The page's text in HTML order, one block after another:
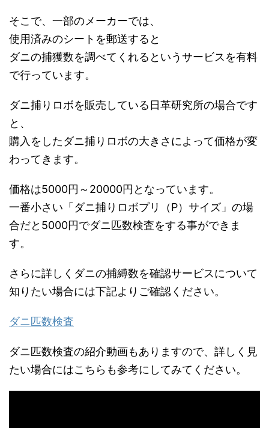
そこで、一部のメーカーでは、
使用済みのシートを郵送すると
ダニの捕獲数を調べてくれるというサービスを有料
で行っています。
ダニ捕りロボを販売している日革研究所の場合です
と、
購入をしたダニ捕りロボの大きさによって価格が変
わってきます。
価格は5000円～20000円となっています。
一番小さい「ダニ捕りロボプリ（P）サイズ」の場
合だと5000円でダニ匹数検査をする事ができま
す。
さらに詳しくダニの捕縛数を確認サービスについて
知りたい場合には下記よりご確認ください。
ダニ匹数検査
ダニ匹数検査の紹介動画もありますので、詳しく見
たい場合にはこちらも参考にしてみてください。